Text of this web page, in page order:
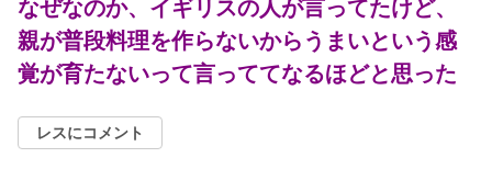
なぜなのか、イギリスの人が言ってたけど、
親が普段料理を作らないからうまいという感
覚が育たないって言っててなるほどと思った
レスにコメント